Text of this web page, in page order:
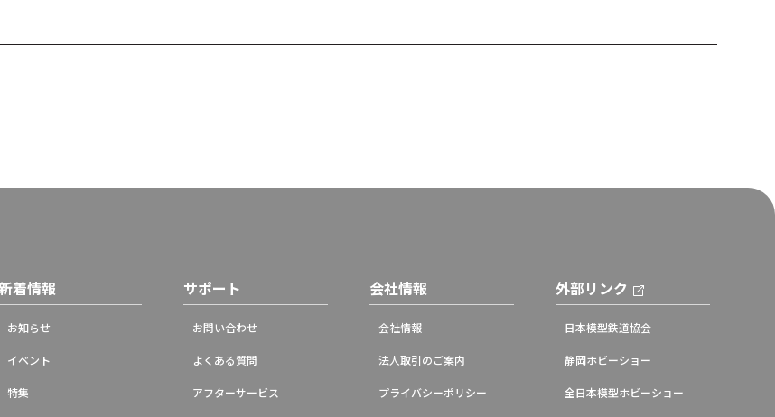
着情報
お知らせ
イベント
特集
サポート
お問い合わせ
よくある質問
アフターサービス
会社情報
会社情報
法人取引のご案内
プライバシーポリシー
外部リンク
日本模型鉄道協会
静岡ホビーショー
全日本模型ホビーショー